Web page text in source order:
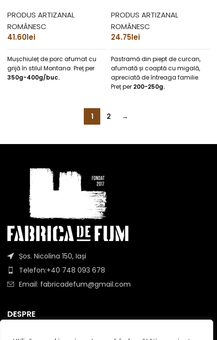
PRODUS ARTIZANAL
ROMÂNESC
41.60lei
Mușchiuleț de porc afumat cu
grijă în stilul Montana. Preț per
350g-400g/buc.
PRODUS ARTIZANAL
ROMÂNESC
24.75lei
Pastramă din piept de curcan,
afumată și coaptă cu migală,
apreciată de întreaga familie.
Preț per 200-250g.
1 2 →
Șos. Nicolina 150, Iași
Telefon:+40 748 093 678
Email: fabricadefum@gmail.com
DESPRE